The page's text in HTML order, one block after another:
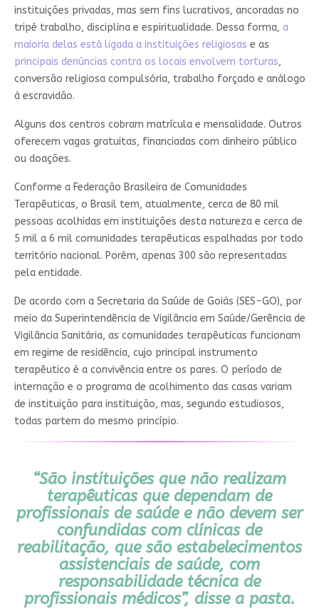
instituições privadas, mas sem fins lucrativos, ancoradas no
tripé trabalho, disciplina e espiritualidade. Dessa forma, a
maioria delas está ligada a instituições religiosas e as
principais denúncias contra os locais envolvem torturas,
conversão religiosa compulsória, trabalho forçado e análogo
à escravidão.
Alguns dos centros cobram matrícula e mensalidade. Outros
oferecem vagas gratuitas, financiadas com dinheiro público
ou doações.
Conforme a Federação Brasileira de Comunidades
Terapêuticas, o Brasil tem, atualmente, cerca de 80 mil
pessoas acolhidas em instituições desta natureza e cerca de
5 mil a 6 mil comunidades terapêuticas espalhadas por todo
território nacional. Porém, apenas 300 são representadas
pela entidade.
De acordo com a Secretaria da Saúde de Goiás (SES-GO), por
meio da Superintendência de Vigilância em Saúde/Gerência de
Vigilância Sanitária, as comunidades terapêuticas funcionam
em regime de residência, cujo principal instrumento
terapêutico é a convivência entre os pares. O período de
internação e o programa de acolhimento das casas variam
de instituição para instituição, mas, segundo estudiosos,
todas partem do mesmo princípio.
“São instituições que não realizam
terapêuticas que dependam de
profissionais de saúde e não devem ser
confundidas com clínicas de
reabilitação, que são estabelecimentos
assistenciais de saúde, com
responsabilidade técnica de
profissionais médicos”, disse a pasta.